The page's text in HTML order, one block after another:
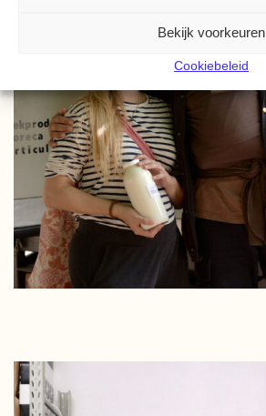
Bekijk voorkeuren
Cookiebeleid